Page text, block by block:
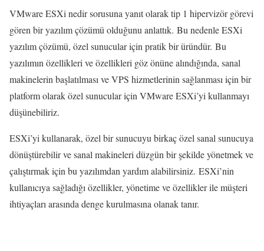
VMware ESXi nedir sorusuna yanıt olarak tip 1 hipervizör görevi
gören bir yazılım çözümü olduğunu anlattık. Bu nedenle ESXi
yazılım çözümü, özel sunucular için pratik bir üründür. Bu
yazılımın özellikleri ve özellikleri göz önüne alındığında, sanal
makinelerin başlatılması ve VPS hizmetlerinin sağlanması için bir
platform olarak özel sunucular için VMware ESXi’yi kullanmayı
düşünebiliriz.
ESXi’yi kullanarak, özel bir sunucuyu birkaç özel sanal sunucuya
dönüştürebilir ve sanal makineleri düzgün bir şekilde yönetmek ve
çalıştırmak için bu yazılımdan yardım alabilirsiniz. ESXi’nin
kullanıcıya sağladığı özellikler, yönetime ve özellikler ile müşteri
ihtiyaçları arasında denge kurulmasına olanak tanır.